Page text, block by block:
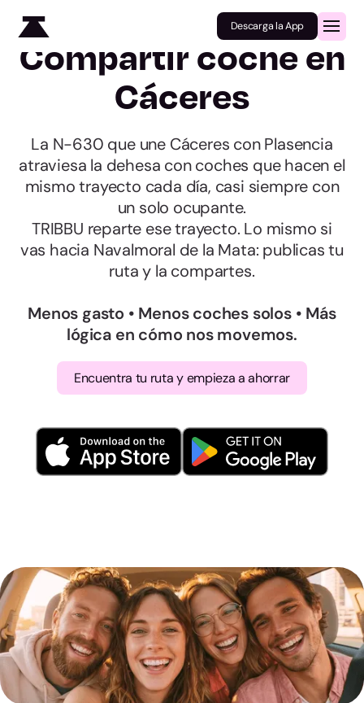
Descarga la App
Compartir coche en
Cáceres
La N-630 que une Cáceres con Plasencia
atraviesa la dehesa con coches que hacen el
mismo trayecto cada día, casi siempre con
un solo ocupante.
TRIBBU reparte ese trayecto. Lo mismo si
vas hacia Navalmoral de la Mata: publicas tu
ruta y la compartes.
Menos gasto • Menos coches solos • Más
lógica en cómo nos movemos.
Encuentra tu ruta y empieza a ahorrar